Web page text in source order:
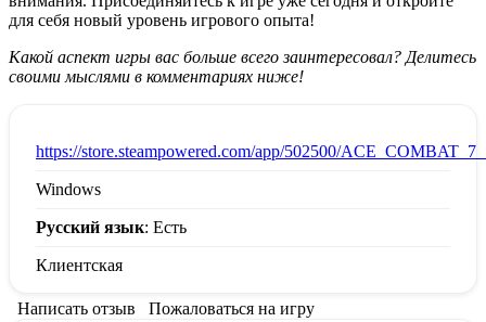
для себя новый уровень игрового опыта!
Какой аспект игры вас больше всего заинтересовал? Делитесь
своими мыслями в комментариях ниже!
https://store.steampowered.com/app/502500/
Windows
Русский язык: Есть
Клиентская
Написать отзыв Пожаловаться на игру